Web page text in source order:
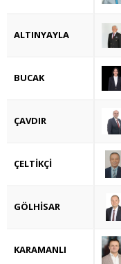
ALTINYAYLA
BUCAK
ÇAVDIR
ÇELTİKÇİ
GÖLHİSAR
KARAMANLI